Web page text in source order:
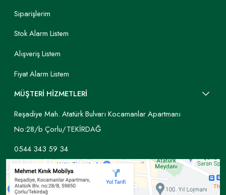
Siparişlerim
Stok Alarm Listem
Alışveriş Listem
Fiyat Alarm Listem
MÜŞTERİ HİZMETLERİ
Reşadiye Mah. Atatürk Bulvarı Kocamanlar Apartmanı
No:28/b Çorlu/TEKİRDAĞ
0544 343 59 34